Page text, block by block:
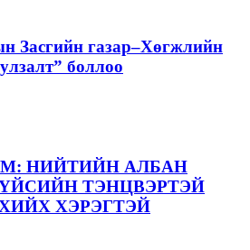
Засгийн газар–Хөгжлийн
боллоо
НИЙТИЙН АЛБАН
ТЭНЦВЭРТЭЙ
ХЭРЭГТЭЙ